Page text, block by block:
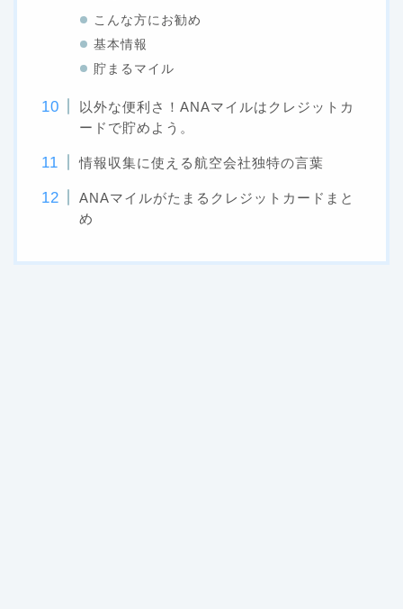
こんな方にお勧め
基本情報
貯まるマイル
以外な便利さ！ANAマイルはクレジットカ
ードで貯めよう。
情報収集に使える航空会社独特の言葉
ANAマイルがたまるクレジットカードまと
め